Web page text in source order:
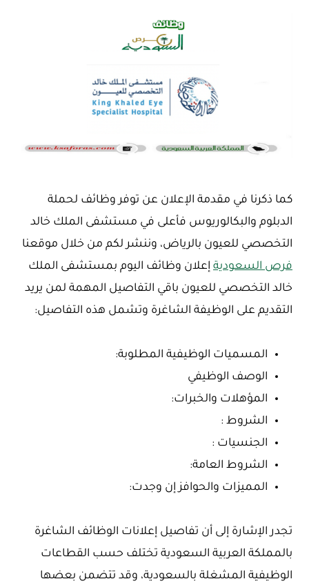
كما ذكرنا في مقدمة الإعلان عن توفر وظائف لحملة
الدبلوم والبكالوريوس فأعلى في مستشفى الملك خالد
التخصصي للعيون بالرياض، وننشر لكم من خلال موقعنا
فرص السعودية إعلان وظائف اليوم بمستشفى الملك
خالد التخصصي للعيون باقي التفاصيل المهمة لمن يريد
التقديم على الوظيفة الشاغرة وتشمل هذه التفاصيل:
المسميات الوظيفية المطلوبة:
الوصف الوظيفي
المؤهلات والخبرات:
الشروط :
الجنسيات :
الشروط العامة:
المميزات والحوافز إن وجدت:
تجدر الإشارة إلى أن تفاصيل إعلانات الوظائف الشاغرة
بالمملكة العربية السعودية تختلف حسب القطاعات
الوظيفية المشغلة بالسعودية، وقد تتضمن بعضها